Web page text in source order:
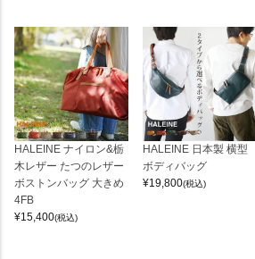
HALEINE ナイロン&栃
木レザー たつのレザー
ボストンバッグ 大きめ
4FB
¥15,400(税込)
HALEINE 日本製 横型
ボディバッグ
¥19,800(税込)